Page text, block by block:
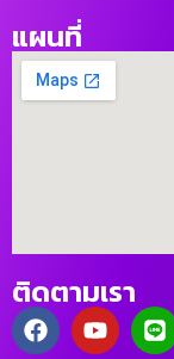
แผนที่
ติดตามเรา